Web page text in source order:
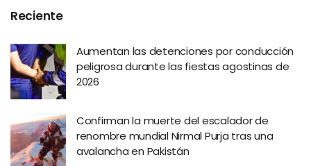
Reciente
Aumentan las detenciones por conducción
peligrosa durante las fiestas agostinas de
2026
Confirman la muerte del escalador de
renombre mundial Nirmal Purja tras una
avalancha en Pakistán